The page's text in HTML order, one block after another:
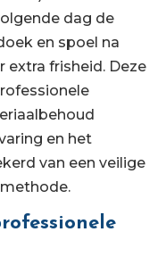
dag de
en spoel na
extra frisheid. Deze
en het
van een veilige